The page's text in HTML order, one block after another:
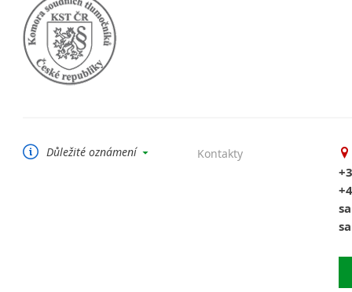
Důležité oznámení Kontakty